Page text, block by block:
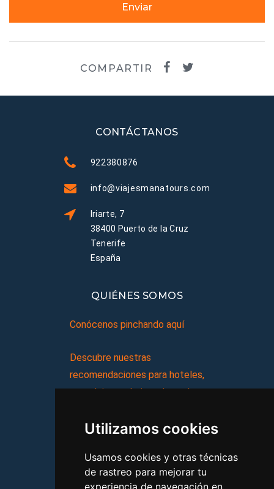
Utilizamos cookies
Usamos cookies y otras técnicas
de rastreo para mejorar tu
experiencia de navegación en
Enviar
COMPARTIR
CONTÁCTANOS
922380876
info@viajesmanatours.com
Iriarte, 7
38400 Puerto de la Cruz
Tenerife
España
QUIÉNES SOMOS
Conócenos pinchando aquí
Descubre nuestras
recomendaciones para hoteles,
complejos turísticos, hostales,
viajes, y mucho más!
MI AGENCIA